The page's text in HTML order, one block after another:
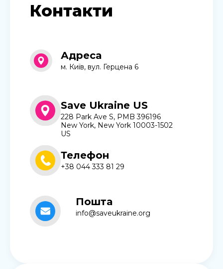
Контакти
Адреса
м. Київ, вул. Герцена 6
Save Ukraine US
228 Park Ave S, PMB 396196
New York, New York 10003-1502
US
Телефон
+38 044 333 81 29
Пошта
info@saveukraine.org